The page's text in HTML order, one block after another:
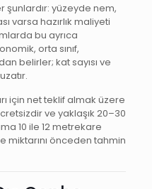
şunlardır: yüzeyde nem,
varsa hazırlık maliyeti
bu ayrıca
orta sınıf,
belirler; kat sayısı ve
için net teklif almak üzere
ve yaklaşık 20–30
10 ile 12 metrekare
miktarını önceden tahmin